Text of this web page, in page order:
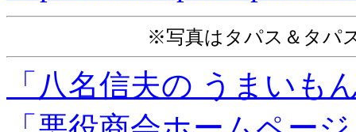
※写真はタパス＆タパ
「八名信夫の うまいも